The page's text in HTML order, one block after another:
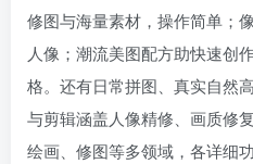
修图与海量素材，操作简单；
人像；潮流美图配方助快速创
格。还有日常拼图、真实自然
与剪辑涵盖人像精修、画质修
绘画、修图等多领域，各详细